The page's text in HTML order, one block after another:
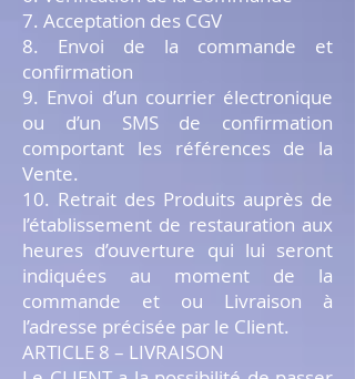
7. Acceptation des CGV
8. Envoi de la commande et
confirmation
9. Envoi d’un courrier électronique
ou d’un SMS de confirmation
comportant les références de la
Vente.
10. Retrait des Produits auprès de
l’établissement de restauration aux
heures d’ouverture qui lui seront
indiquées au moment de la
commande et ou Livraison à
l’adresse précisée par le Client.
ARTICLE 8 – LIVRAISON